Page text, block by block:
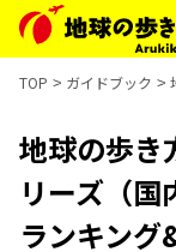
TOP ガイドブック
地球の歩き
リーズ（国
ランキング